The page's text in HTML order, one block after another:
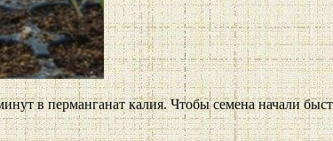
в перманганат калия. Чтобы семена начали